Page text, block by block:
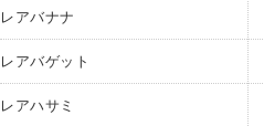
レアバナナ
レアバゲット
レアハサミ